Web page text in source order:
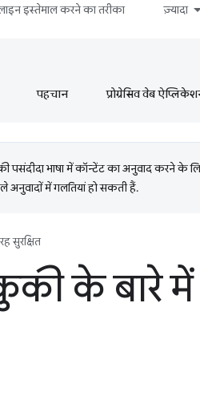
इस्तेमाल करने का तरीका ज़्यादा
पहचान प्रोग्रेसिव वेब
पसंदीदा भाषा में कॉन्टेंट का अनुवाद करने के
अनुवादों में गलतियां हो सकती हैं.
सुरक्षित
के बारे में